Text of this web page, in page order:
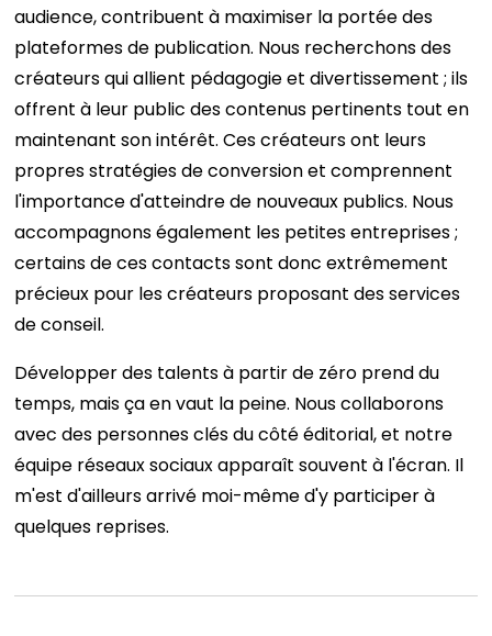
audience, contribuent à maximiser la portée des
plateformes de publication. Nous recherchons des
créateurs qui allient pédagogie et divertissement ; ils
offrent à leur public des contenus pertinents tout en
maintenant son intérêt. Ces créateurs ont leurs
propres stratégies de conversion et comprennent
l'importance d'atteindre de nouveaux publics. Nous
accompagnons également les petites entreprises ;
certains de ces contacts sont donc extrêmement
précieux pour les créateurs proposant des services
de conseil.
Développer des talents à partir de zéro prend du
temps, mais ça en vaut la peine. Nous collaborons
avec des personnes clés du côté éditorial, et notre
équipe réseaux sociaux apparaît souvent à l'écran. Il
m'est d'ailleurs arrivé moi-même d'y participer à
quelques reprises.